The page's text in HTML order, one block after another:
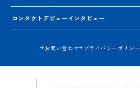
コンタクトデビューインタビュー
お問い合わせ プライバシーポリシー